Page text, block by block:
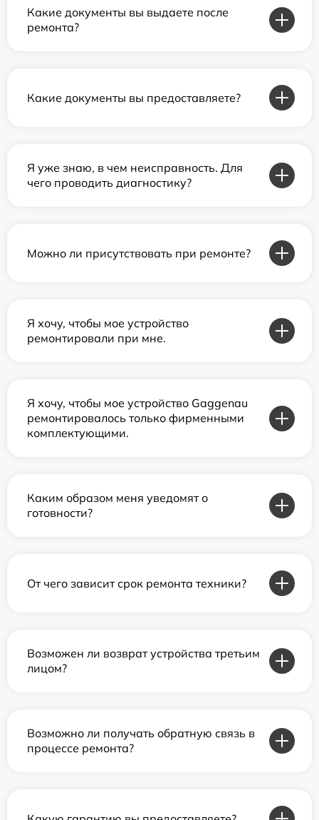
Какие документы вы выдаете после
ремонта?
Какие документы вы предоставляете?
Я уже знаю, в чем неисправность. Для
чего проводить диагностику?
Можно ли присутствовать при ремонте?
Я хочу, чтобы мое устройство
ремонтировали при мне.
Я хочу, чтобы мое устройство Gaggenau
ремонтировалось только фирменными
комплектующими.
Каким образом меня уведомят о
готовности?
От чего зависит срок ремонта техники?
Возможен ли возврат устройства третьим
лицом?
Возможно ли получать обратную связь в
процессе ремонта?